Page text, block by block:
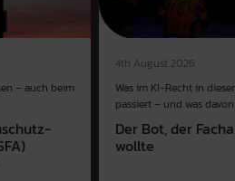
– auch beim
4th August 2026
Was im KI-Recht in
passiert – und was
Der Bot, der
wollte